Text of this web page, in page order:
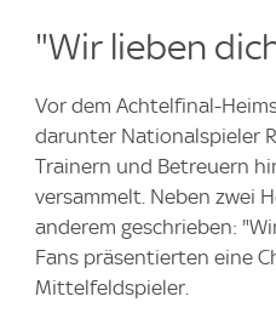
"Wir lieben
Vor dem Achtelfinal-
darunter Nationalspieler
Trainern und Betreuern
versammelt. Neben zwei
anderem geschrieben:
Fans präsentierten eine
Mittelfeldspieler.